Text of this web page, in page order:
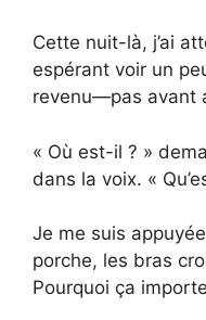
Cette nuit-là, j’ai
espérant voir un
revenu—pas avant
« Où est-il ? »
dans la voix. «
Je me suis
porche, les bras
Pourquoi ça